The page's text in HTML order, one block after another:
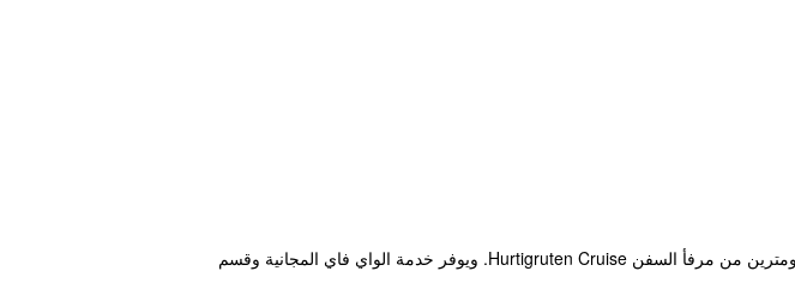
يقع هذا الفندق على بعد 150 متر من شارع Dr. Wessels gate للمشاة وعلى بعد كيلومترين من مرفأ السفن Hurtigruten Cruise. ويوفر خدمة الواي فاي المجانية وقسم